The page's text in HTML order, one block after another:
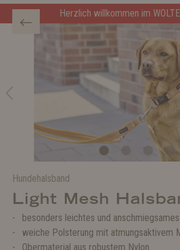
Herzlich willkommen im
Hundehalsband
Light Mesh
besonders leichtes und
weiche Polsterung mit atmungsaktivem
Obermaterial aus robustem Nylon